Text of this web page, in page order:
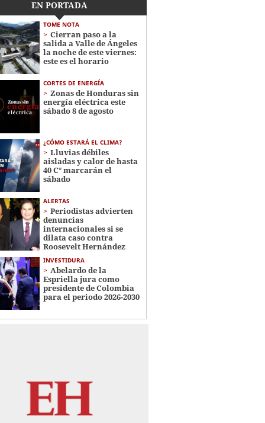
EN PORTADA
TOME NOTA
Cierran paso a la
salida a Valle de Ángeles
la noche de este viernes:
este es el horario
CORTES DE ENERGÍA
Zonas de Honduras sin
energía eléctrica este
sábado 8 de agosto
¿CÓMO ESTARÁ EL CLIMA?
Lluvias débiles
aisladas y calor de hasta
40 C° marcarán el
sábado
ALERTAS
Periodistas advierten
denuncias
internacionales si se
dilata caso contra
Roosevelt Hernández
INVESTIDURA
Abelardo de la
Espriella jura como
presidente de Colombia
para el periodo 2026-2030